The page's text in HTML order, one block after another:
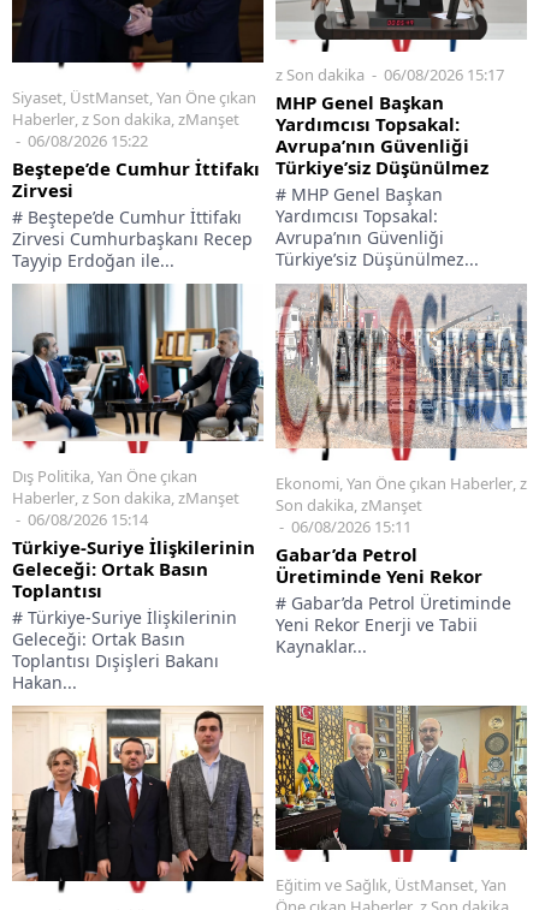
Siyaset, ÜstManset,Yan Öne çıkan
Haberler,z Son dakika,zManşet
06/08/2026 15:22
Beştepe’de Cumhur İttifakı
Zirvesi
# Beştepe’de Cumhur İttifakı
Zirvesi Cumhurbaşkanı Recep
Tayyip Erdoğan ile...
z Son dakika 06/08/2026 15:17
MHP Genel Başkan
Yardımcısı Topsakal:
Avrupa’nın Güvenliği
Türkiye’siz Düşünülmez
# MHP Genel Başkan
Yardımcısı Topsakal:
Avrupa’nın Güvenliği
Türkiye’siz Düşünülmez...
Dış Politika,Yan Öne çıkan
Haberler,z Son dakika,zManşet
06/08/2026 15:14
Türkiye-Suriye İlişkilerinin
Geleceği: Ortak Basın
Toplantısı
# Türkiye-Suriye İlişkilerinin
Geleceği: Ortak Basın
Toplantısı Dışişleri Bakanı
Hakan...
Ekonomi,Yan Öne çıkan Haberler,z
Son dakika,zManşet
06/08/2026 15:11
Gabar’da Petrol
Üretiminde Yeni Rekor
# Gabar’da Petrol Üretiminde
Yeni Rekor Enerji ve Tabii
Kaynaklar...
Eğitim ve Sağlık, ÜstManset,Yan